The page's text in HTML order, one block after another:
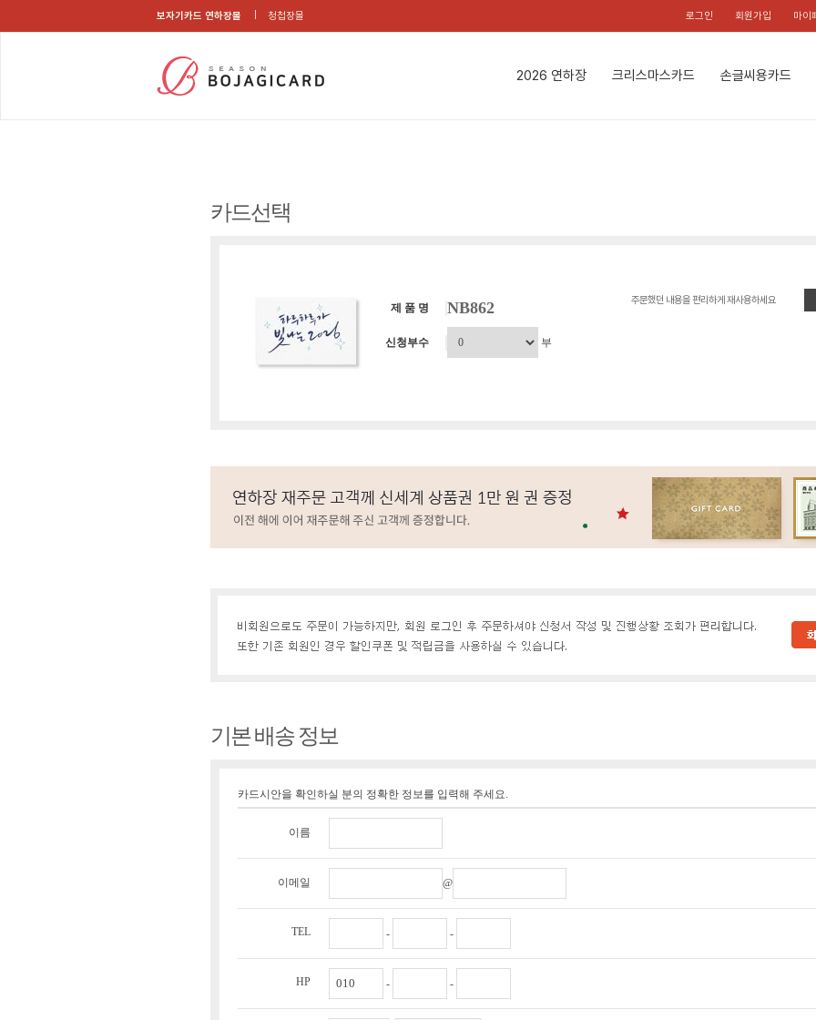
보자기카드 연하장몰 청첩장몰 로그인 회원가입 마이
2026 연하장 크리스마스카드 손글씨용카드
카드선택
제 품 명 NB862
신청부수 부
주문했던 내용을 편리하게 재사용하세요
기본 배송 정보
카드시안을 확인하실 분의 정확한 정보를 입력해 주세요.
이름
이메일 @
TEL - -
HP - -